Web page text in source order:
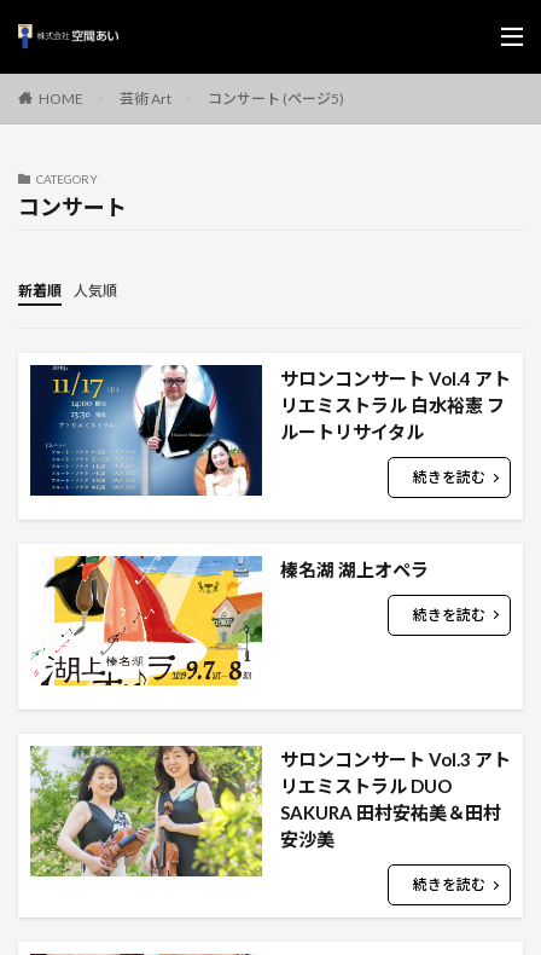
HOME 芸術 Art コンサート (ページ5)
CATEGORY
コンサート
新着順 人気順
サロンコンサート Vol.4 アト
リエミストラル 白水裕憲 フ
ルートリサイタル
続きを読む
榛名湖 湖上オペラ
続きを読む
サロンコンサート Vol.3 アト
リエミストラル DUO
SAKURA 田村安祐美＆田村
安沙美
続きを読む